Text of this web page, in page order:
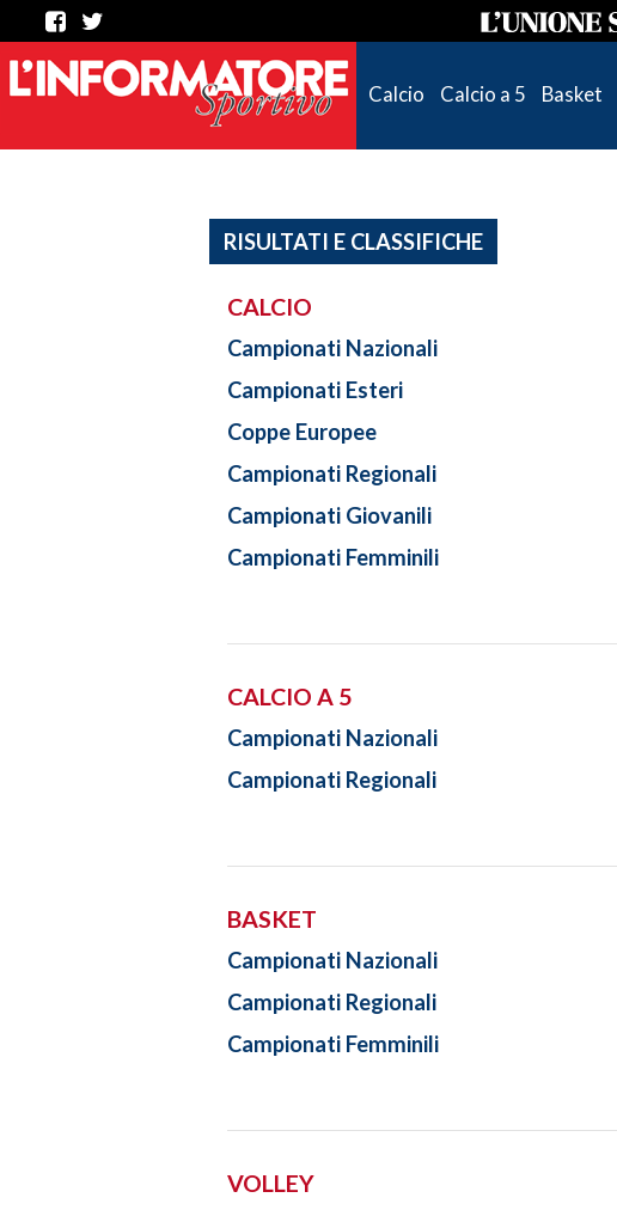
Calcio Calcio a 5 Basket
RISULTATI E CLASSIFICHE
CALCIO
Campionati Nazionali
Campionati Esteri
Coppe Europee
Campionati Regionali
Campionati Giovanili
Campionati Femminili
CALCIO A 5
Campionati Nazionali
Campionati Regionali
BASKET
Campionati Nazionali
Campionati Regionali
Campionati Femminili
VOLLEY